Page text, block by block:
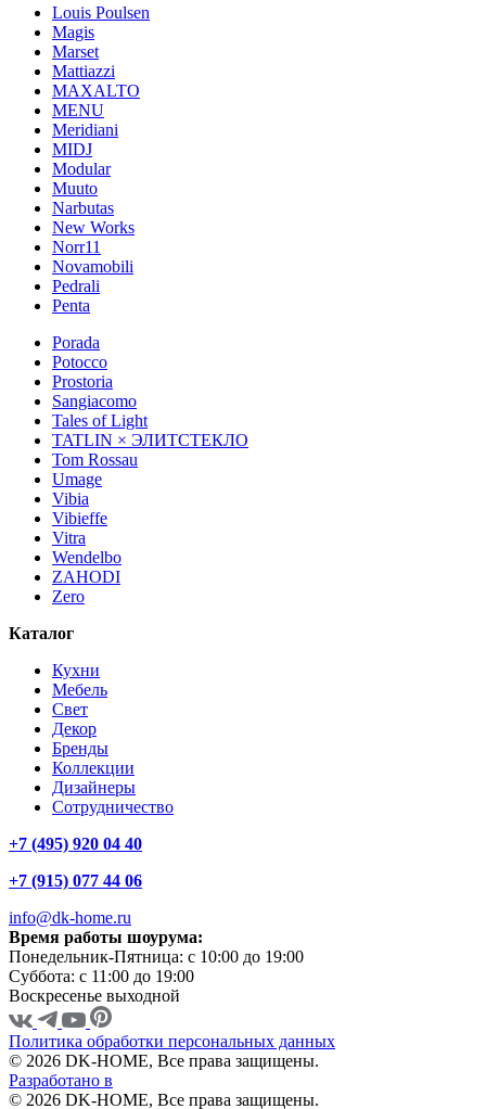
Louis Poulsen
Magis
Marset
Mattiazzi
MAXALTO
MENU
Meridiani
MIDJ
Modular
Muuto
Narbutas
New Works
Norr11
Novamobili
Pedrali
Penta
Porada
Potocco
Prostoria
Sangiacomo
Tales of Light
TATLIN × ЭЛИТСТЕКЛО
Tom Rossau
Umage
Vibia
Vibieffe
Vitra
Wendelbo
ZAHODI
Zero
Каталог
Кухни
Мебель
Свет
Декор
Бренды
Коллекции
Дизайнеры
Сотрудничество
+7 (495) 920 04 40
+7 (915) 077 44 06
info@dk-home.ru
Время работы шоурума:
Понедельник-Пятница: c 10:00 до 19:00
Суббота: c 11:00 до 19:00
Воскресенье выходной
Политика обработки персональных данных
© 2026 DK-HOME, Все права защищены.
Разработано в
© 2026 DK-HOME, Все права защищены.